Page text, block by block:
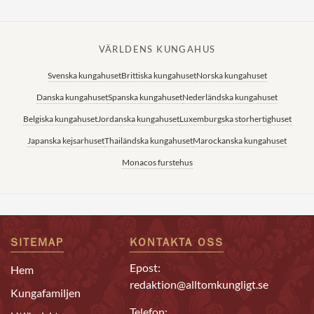
VÄRLDENS KUNGAHUS
Svenska kungahusetBrittiska kungahusetNorska kungahuset
Danska kungahusetSpanska kungahusetNederländska kungahuset
Belgiska kungahusetJordanska kungahusetLuxemburgska storhertighuset
Japanska kejsarhusetThailändska kungahusetMarockanska kungahuset
Monacos furstehus
SITEMAP
Hem
Kungafamiljen
KONTAKTA OSS
Epost:
redaktion@alltomkungligt.se